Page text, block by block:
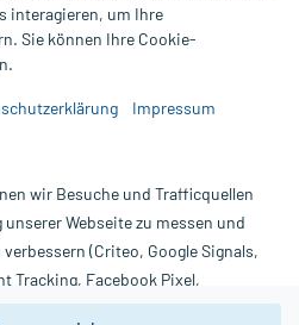
zzgl. Versandkosten
werden ausschließlich für
durch einen Arzt. Bitte
| Diese Webseite benutzt
dazu die wichtigen Hinweise in
Für den Widerruf einer Bestellung
interagieren, um Ihre
Sie können Ihre Cookie-
Impressum
wir Besuche und Trafficquellen
Webseite zu messen und
(Criteo, Google Signals,
Tracking, Facebook Pixel,